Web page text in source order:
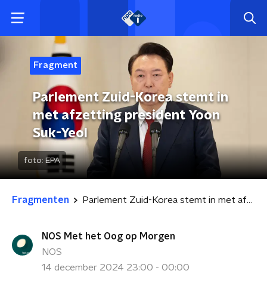
Fragment
Parlement Zuid-Korea stemt in
met afzetting president Yoon
Suk-Yeol
foto: EPA
Fragmenten Parlement Zuid-Korea stemt in met afzetting president Yoon Suk-Yeol
NOS Met het Oog op Morgen
NOS
14 december 2024 23:00 - 00:00